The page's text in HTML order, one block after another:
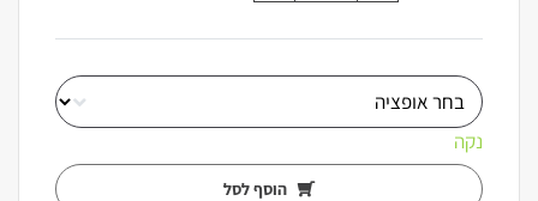
נקה
הוסף לסל